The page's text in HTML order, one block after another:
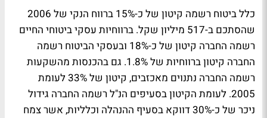
כלל ביטוח רשמה קיטון של כ-15% ברווח הנקי של 2006
שהסתכם ב-517 מיליון שקל. ברווחיות עסקי ביטוחי החיים
רשמה החברה קיטון של כ-18% ובעסקי הביטוח רשמה
החברה קיטון ברווחיות של 1.8%. גם בהכנסות מהשקעות
רשמה החברה נתנוים מאכזבים, קיטון של 33% לעומת
2005. לעומת הקיטון בסעיפים הנ"ל רשמה החברה גידול
ניכר של כ-30% דווקא בסעיף ההנהלה וכלליות, אשר צמח